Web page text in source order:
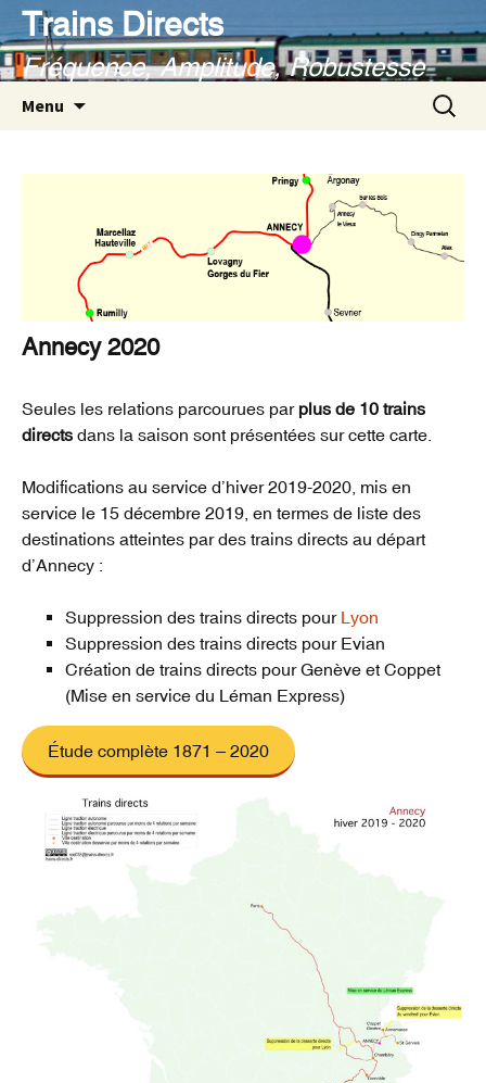
Aller
au
contenu
Trains Directs
Fréquence, Amplitude, Robustesse
Menu
Annecy 2020
Seules les relations parcourues par plus de 10 trains
directs dans la saison sont présentées sur cette carte.
Modifications au service d’hiver 2019-2020, mis en
service le 15 décembre 2019, en termes de liste des
destinations atteintes par des trains directs au départ
d’Annecy :
Suppression des trains directs pour Lyon
Suppression des trains directs pour Evian
Création de trains directs pour Genève et Coppet
(Mise en service du Léman Express)
Étude complète 1871 – 2020